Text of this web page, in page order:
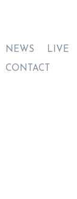
NEWS LIVE
CONTACT